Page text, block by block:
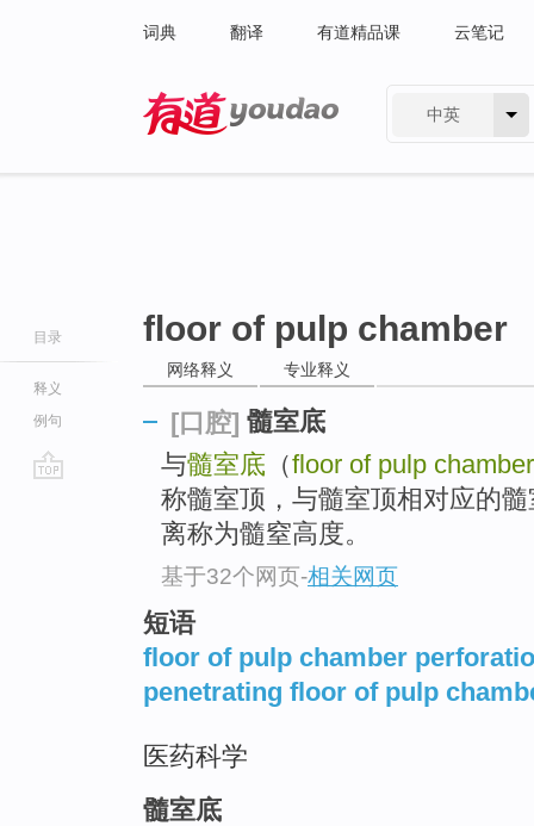
词典 翻译 有道精品课 云笔记
中英
目录
释义
例句
floor of pulp chamber
网络释义 专业释义
[口腔] 髓室底
与髓室底 （floor of pulp chamber
称髓室顶，与髓室顶相对应的
离称为髓窒高度。
基于32个网页-相关网页
短语
floor of pulp chamber
penetrating floor of pulp
医药科学
髓室底